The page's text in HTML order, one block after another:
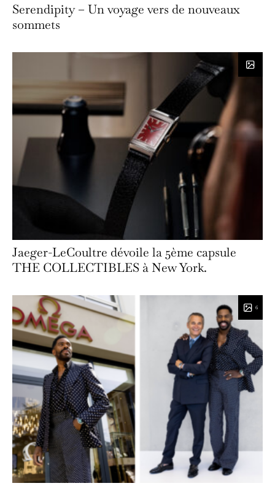
Serendipity – Un voyage vers de nouveaux
sommets
Jaeger-LeCoultre dévoile la 5ème capsule
THE COLLECTIBLES à New York.
6